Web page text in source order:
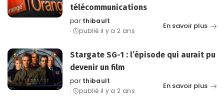
télécommunications
Posted
by
par thibault
publié il y a 2 ans
En savoir plus
Stargate SG-1 : l’épisode qui aurait pu
devenir un film
Posted
by
par thibault
publié il y a 2 ans
En savoir plus